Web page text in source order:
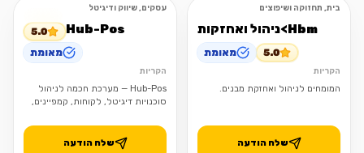
בית, תחזוקה ושיפוצים
Hbm>ניהול ואחזקות
5.0 מאומת
הקריות
המומחים לניהול ואחזקת מבנים.
שלח הודעה
עסקים, שיווק ודיגיטל
Hub-Pos
5.0
מאומת
הקריות
Hub-Pos — מערכת חכמה לניהול
סוכנויות דיגיטל, לקוחות, קמפיינים,
שלח הודעה